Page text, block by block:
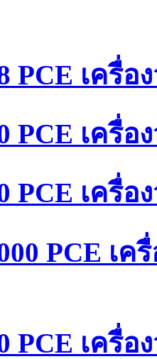
PCE เครื่
PCE เครื่
PCE เครื่
PCE เ
PCE เครื่